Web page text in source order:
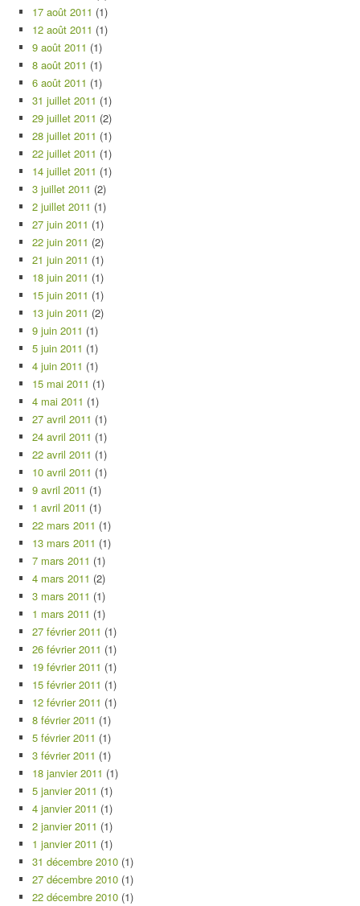
17 août 2011 (1)
12 août 2011 (1)
9 août 2011 (1)
8 août 2011 (1)
6 août 2011 (1)
31 juillet 2011 (1)
29 juillet 2011 (2)
28 juillet 2011 (1)
22 juillet 2011 (1)
14 juillet 2011 (1)
3 juillet 2011 (2)
2 juillet 2011 (1)
27 juin 2011 (1)
22 juin 2011 (2)
21 juin 2011 (1)
18 juin 2011 (1)
15 juin 2011 (1)
13 juin 2011 (2)
9 juin 2011 (1)
5 juin 2011 (1)
4 juin 2011 (1)
15 mai 2011 (1)
4 mai 2011 (1)
27 avril 2011 (1)
24 avril 2011 (1)
22 avril 2011 (1)
10 avril 2011 (1)
9 avril 2011 (1)
1 avril 2011 (1)
22 mars 2011 (1)
13 mars 2011 (1)
7 mars 2011 (1)
4 mars 2011 (2)
3 mars 2011 (1)
1 mars 2011 (1)
27 février 2011 (1)
26 février 2011 (1)
19 février 2011 (1)
15 février 2011 (1)
12 février 2011 (1)
8 février 2011 (1)
5 février 2011 (1)
3 février 2011 (1)
18 janvier 2011 (1)
5 janvier 2011 (1)
4 janvier 2011 (1)
2 janvier 2011 (1)
1 janvier 2011 (1)
31 décembre 2010 (1)
27 décembre 2010 (1)
22 décembre 2010 (1)